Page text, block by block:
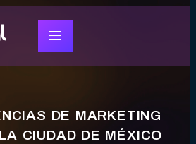
DE MARKETING
CIUDAD DE MÉXICO